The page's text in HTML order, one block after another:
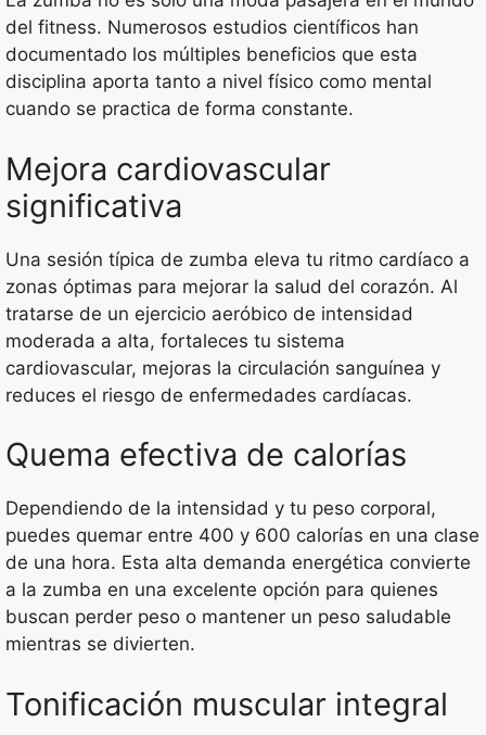
del fitness. Numerosos estudios científicos han
documentado los múltiples beneficios que esta
disciplina aporta tanto a nivel físico como mental
cuando se practica de forma constante.
Mejora cardiovascular
significativa
Una sesión típica de zumba eleva tu ritmo cardíaco a
zonas óptimas para mejorar la salud del corazón. Al
tratarse de un ejercicio aeróbico de intensidad
moderada a alta, fortaleces tu sistema
cardiovascular, mejoras la circulación sanguínea y
reduces el riesgo de enfermedades cardíacas.
Quema efectiva de calorías
Dependiendo de la intensidad y tu peso corporal,
puedes quemar entre 400 y 600 calorías en una clase
de una hora. Esta alta demanda energética convierte
a la zumba en una excelente opción para quienes
buscan perder peso o mantener un peso saludable
mientras se divierten.
Tonificación muscular integral